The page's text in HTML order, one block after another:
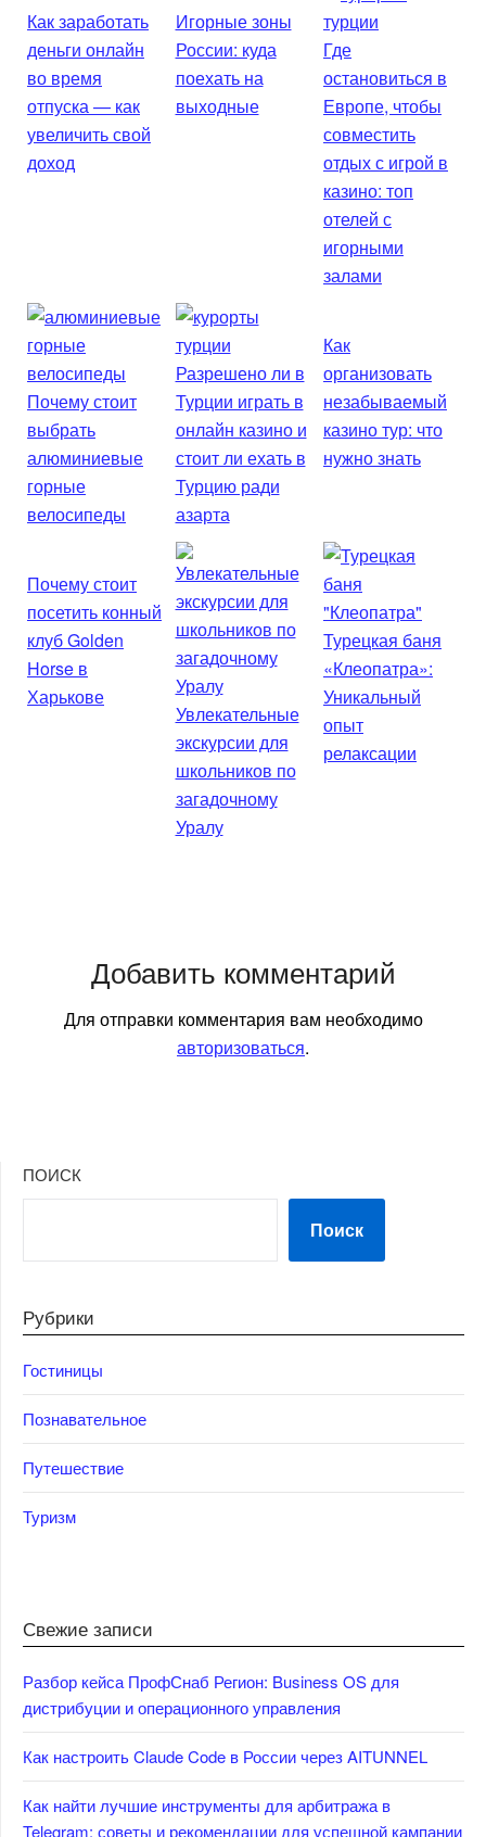
Как заработать
деньги онлайн
во время
отпуска — как
увеличить свой
доход
Игорные зоны
России: куда
поехать на
выходные
Где
остановиться в
Европе, чтобы
совместить
отдых с игрой в
казино: топ
отелей с
игорными
залами
Почему стоит
выбрать
алюминиевые
горные
велосипеды
Разрешено ли в
Турции играть в
онлайн казино и
стоит ли ехать в
Турцию ради
азарта
Как
организовать
незабываемый
казино тур: что
нужно знать
Почему стоит
посетить конный
клуб Golden
Horse в
Харькове
Увлекательные
экскурсии для
школьников по
загадочному
Уралу
Турецкая баня
«Клеопатра»:
Уникальный
опыт
релаксации
Добавить комментарий
Для отправки комментария вам необходимо
авторизоваться.
ПОИСК
Поиск
Рубрики
Гостиницы
Познавательное
Путешествие
Туризм
Свежие записи
Разбор кейса ПрофСнаб Регион: Business OS для
дистрибуции и операционного управления
Как настроить Claude Code в России через AITUNNEL
Как найти лучшие инструменты для арбитража в
Telegram: советы и рекомендации для успешной кампании